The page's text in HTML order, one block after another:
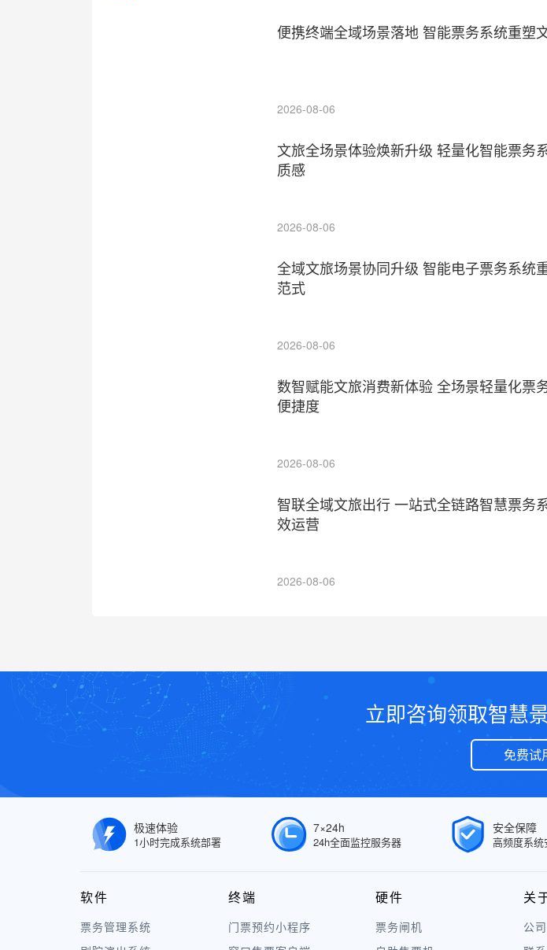
便携终端全域场景落地 智能票务系统重塑
2026-08-06
文旅全场景体验焕新升级 轻量化智能票务
质感
2026-08-06
全域文旅场景协同升级 智能电子票务系统
范式
2026-08-06
数智赋能文旅消费新体验 全场景轻量化票
便捷度
2026-08-06
智联全域文旅出行 一站式全链路智慧票务
效运营
2026-08-06
立即咨询领取智慧
免费试
极速体验
1小时完成系统部署
7×24h
24h全面监控服务器
安全保障
高频度系
软件
票务管理系统
终端
门票预约小程序
硬件
票务闸机
关
公